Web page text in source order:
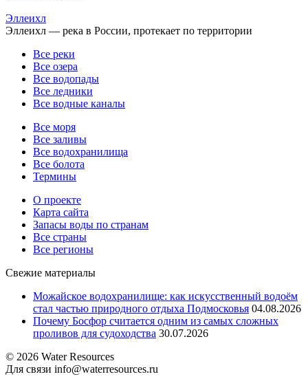
Эллеихл
Эллеихл — река в России, протекает по территории
Все реки
Все озера
Все водопады
Все ледники
Все водные каналы
Все моря
Все заливы
Все водохранилища
Все болота
Термины
О проекте
Карта сайта
Запасы воды по странам
Все страны
Все регионы
Свежие материалы
Можайское водохранилище: как искусственный водоём
стал частью природного отдыха Подмосковья 04.08.2026
Почему Босфор считается одним из самых сложных
проливов для судоходства 30.07.2026
© 2026 Water Resources
Для связи info@waterresources.ru